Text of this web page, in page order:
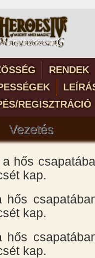
RENDEK
REGISZTRÁCIÓ
Vezetés
hős
kap.
hős
kap.
hős
kap.